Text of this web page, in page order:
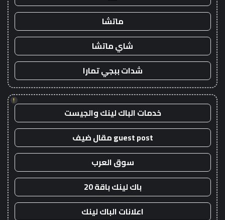
ماتشا
شاي ماتشا
شدات ببجي تمارا
!
خدمات الباك لينك والجيست
guest post مقال ضيف
سوق العرب
باك لينك باقة 20
اعلانات الباك لينك